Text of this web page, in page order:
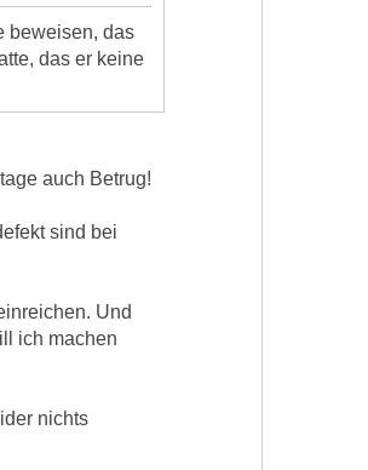
beweisen, das
das er keine
auch Betrug!
sind bei
Und
ich machen
nichts